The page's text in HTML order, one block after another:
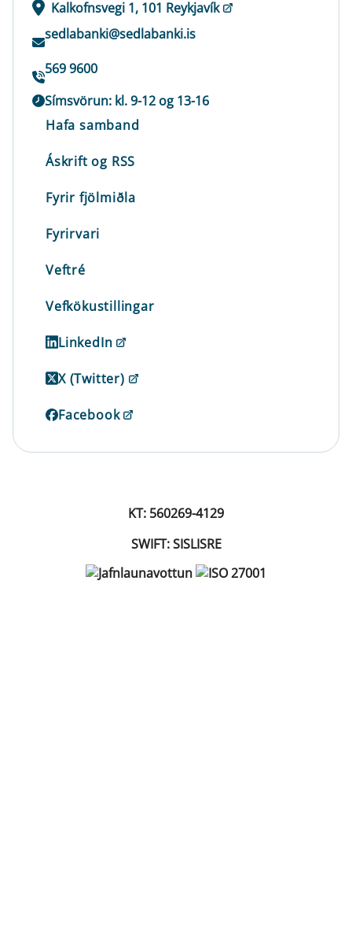
Kalkofnsvegi 1, 101 Reykjavík
sedlabanki@sedlabanki.is
569 9600
Símsvörun: kl. 9-12 og 13-16
Hafa samband
Áskrift og RSS
Fyrir fjölmiðla
Fyrirvari
Veftré
Vefkökustillingar
LinkedIn
X (Twitter)
Facebook
KT: 560269-4129
SWIFT: SISLISRE